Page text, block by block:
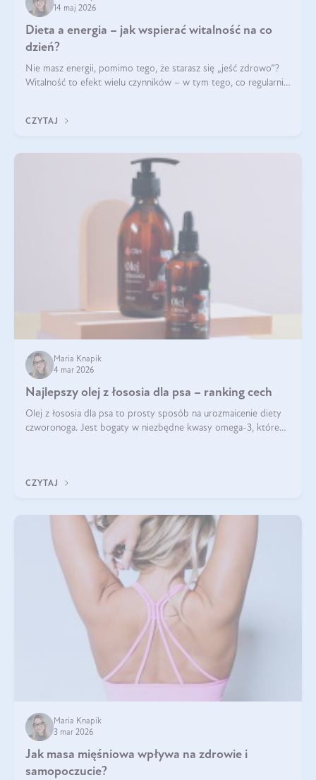
14 maj 2026
Dieta a energia – jak wspierać witalność na co
dzień?
Nie masz energii, pomimo tego, że starasz się „jeść zdrowo”?
Witalność to efekt wielu czynników – w tym tego, co regularnie
CZYTAJ
Maria Knapik
4 mar 2026
Najlepszy olej z łososia dla psa – ranking cech
Olej z łososia dla psa to prosty sposób na urozmaicenie diety
czworonoga. Jest bogaty w niezbędne kwasy omega-3, które
CZYTAJ
Maria Knapik
3 mar 2026
Jak masa mięśniowa wpływa na zdrowie i
samopoczucie?